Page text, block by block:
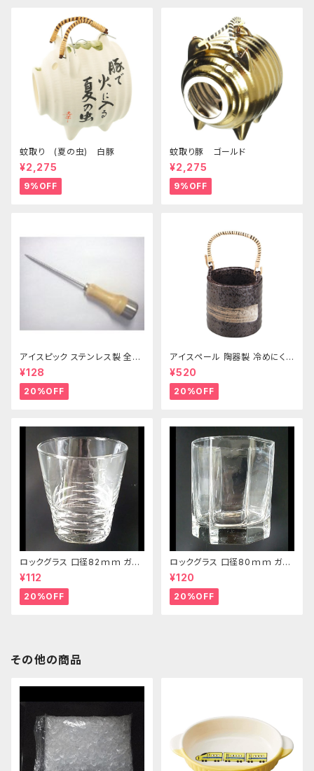
蚊取り (夏の虫) 白豚
¥2,275
9%OFF
蚊取り豚 ゴールド
¥2,275
9%OFF
アイスピック ステンレス製 全長
215ｍｍ
¥128
20%OFF
アイスペール 陶器製 冷めにくい
二重構造 860ml
¥520
20%OFF
ロックグラス 口径82ｍｍ ガラ
ス製 250cc
¥112
20%OFF
ロックグラス 口径80ｍｍ ガラ
ス製 220cc
¥120
20%OFF
その他の商品